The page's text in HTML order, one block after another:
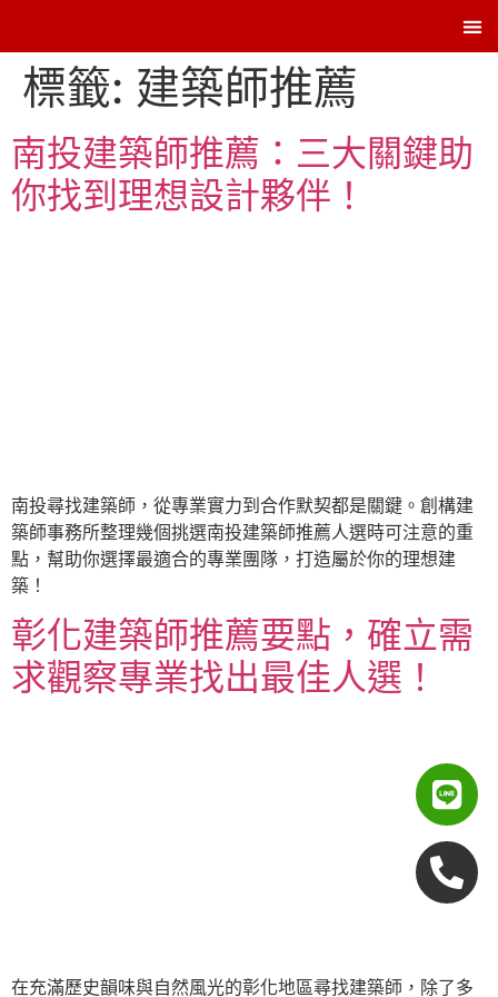
標籤: 建築師推薦
南投建築師推薦：三大關鍵助
你找到理想設計夥伴！
南投尋找建築師，從專業實力到合作默契都是關鍵。創構建
築師事務所整理幾個挑選南投建築師推薦人選時可注意的重
點，幫助你選擇最適合的專業團隊，打造屬於你的理想建
築！
彰化建築師推薦要點，確立需
求觀察專業找出最佳人選！
在充滿歷史韻味與自然風光的彰化地區尋找建築師，除了多